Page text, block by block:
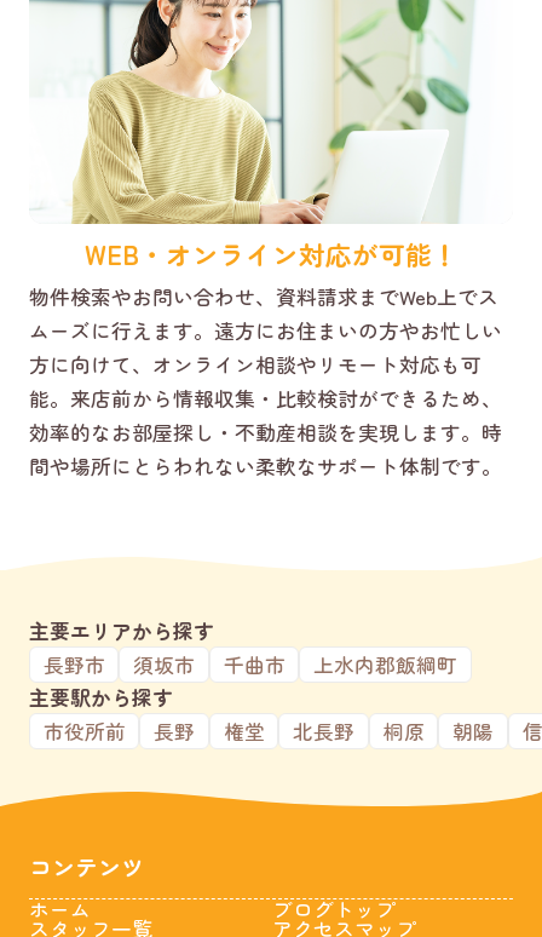
WEB・オンライン対応が可能！
物件検索やお問い合わせ、資料請求までWeb上でス
ムーズに行えます。遠方にお住まいの方やお忙しい
方に向けて、オンライン相談やリモート対応も可
能。来店前から情報収集・比較検討ができるため、
効率的なお部屋探し・不動産相談を実現します。時
間や場所にとらわれない柔軟なサポート体制です。
主要エリアから探す
長野市
須坂市 千曲市
上水内郡飯綱町
主要駅から探す
市役所前
長野 権堂 北長野 桐原 朝陽
コンテンツ
ホーム
スタッフ一覧
ブログトップ
アクセスマップ